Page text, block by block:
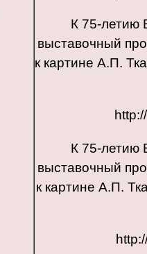
К 75-летию
выставочный
к картине А.П.
К 75-летию
выставочный
к картине А.П.